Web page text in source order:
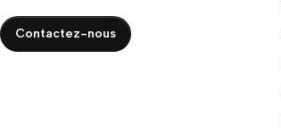
Contactez-nous